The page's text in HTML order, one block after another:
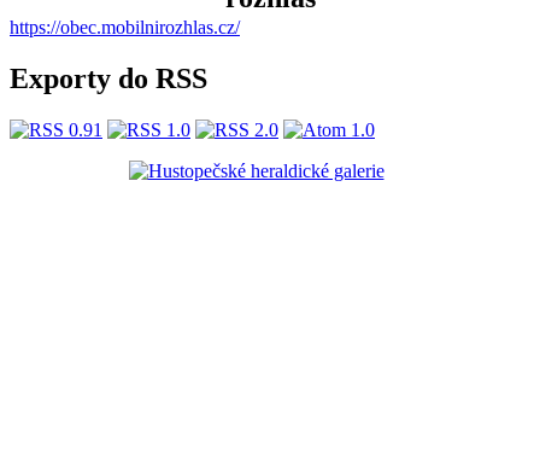
https://obec.mobilnirozhlas.cz/
Exporty do RSS